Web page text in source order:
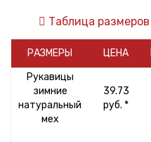
Таблица размеров
РАЗМЕРЫ ЦЕНА
Рукавицы
зимние
натуральный
мех
39.73
руб. *